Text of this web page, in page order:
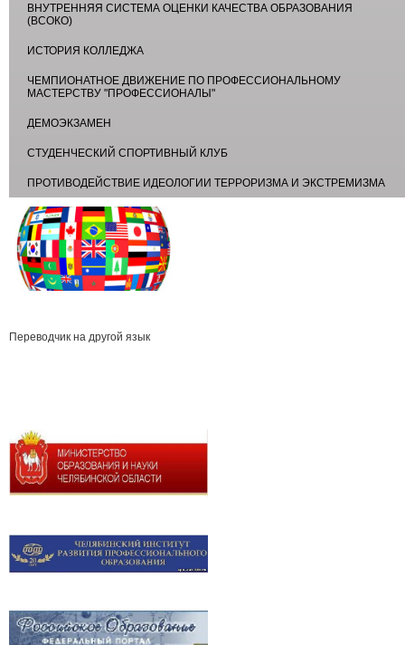
ВНУТРЕННЯЯ СИСТЕМА ОЦЕНКИ КАЧЕСТВА ОБРАЗОВАНИЯ
(ВСОКО)
ИСТОРИЯ КОЛЛЕДЖА
ЧЕМПИОНАТНОЕ ДВИЖЕНИЕ ПО ПРОФЕССИОНАЛЬНОМУ
МАСТЕРСТВУ "ПРОФЕССИОНАЛЫ"
ДЕМОЭКЗАМЕН
СТУДЕНЧЕСКИЙ СПОРТИВНЫЙ КЛУБ
ПРОТИВОДЕЙСТВИЕ ИДЕОЛОГИИ ТЕРРОРИЗМА И ЭКСТРЕМИЗМА
Переводчик на другой язык